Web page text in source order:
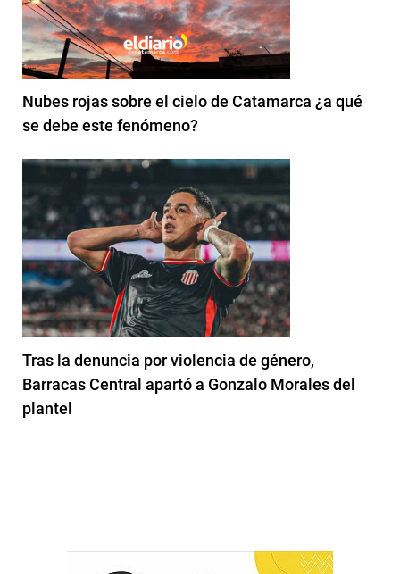
Nubes rojas sobre el cielo de Catamarca ¿a qué
se debe este fenómeno?
Tras la denuncia por violencia de género,
Barracas Central apartó a Gonzalo Morales del
plantel